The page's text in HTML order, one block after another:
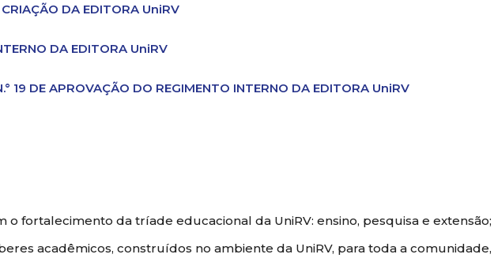
DA EDITORA UniRV
DA EDITORA UniRV
19 DE APROVAÇÃO DO REGIMENTO INTERNO DA EDITORA UniRV
o fortalecimento da tríade educacional da UniRV: ensino, pesquisa e extensão;
acadêmicos, construídos no ambiente da UniRV, para toda a comunidade,